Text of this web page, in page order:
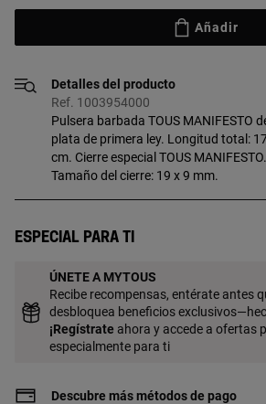
Añadir
Detalles del producto
Ref. 1003954000
Pulsera barbada TOUS MANIFESTO
plata de primera ley. Longitud total:
cm. Cierre especial TOUS MANIFESTO.
Tamaño del cierre: 19 x 9 mm.
Especial para ti
ÚNETE A MYTOUS
Recibe recompensas, entérate antes
desbloquea beneficios
¡Regístrate ahora y accede a ofertas
especialmente para ti
Descubre más métodos de pago